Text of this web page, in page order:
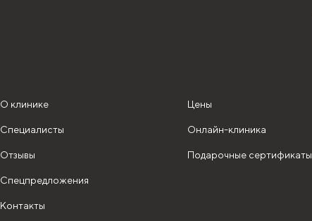
О клинике
Специалисты
Отзывы
Спецпредложения
Контакты
Цены
Онлайн-клиника
Подарочные сертификаты